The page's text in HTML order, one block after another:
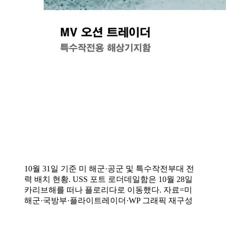
10월 31일 기준 미 해군·공군 및 특수작전부대 전
력 배치 현황. USS 포트 로더데일함은 10월 28일
카리브해를 떠나 플로리다로 이동했다. 자료=미
해군·국방부·플라이트레이더·WP 그래픽 재구성